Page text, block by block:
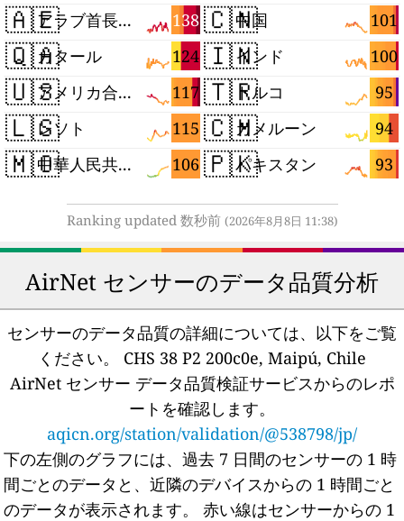
🇦🇪 138
アラブ首長国連邦
🇶🇦 124
カタール
🇺🇸 117
アメリカ合衆国
🇱🇸 115
レソト
🇲🇴 106
中華人民共和国マカオ特別行政区
🇨🇳 101
中国
🇮🇳 100
インド
🇹🇷 95
トルコ
🇨🇲 94
カメルーン
🇵🇰 93
パキスタン
Ranking updated 数秒前 (2026年8月8日 11:38)
AirNet センサーのデータ品質分析
センサーのデータ品質の詳細については、以下をご覧
ください。
CHS 38 P2 200c0e, Maipú, Chile
AirNet センサー データ品質検証サービスからのレポ
ートを確認します。
aqicn.org/station/validation/@538798/jp/
下の左側のグラフには、過去 7 日間のセンサーの 1 時
間ごとのデータと、近隣のデバイスからの 1 時間ごと
のデータが表示されます。
赤い線はセンサーからの 1